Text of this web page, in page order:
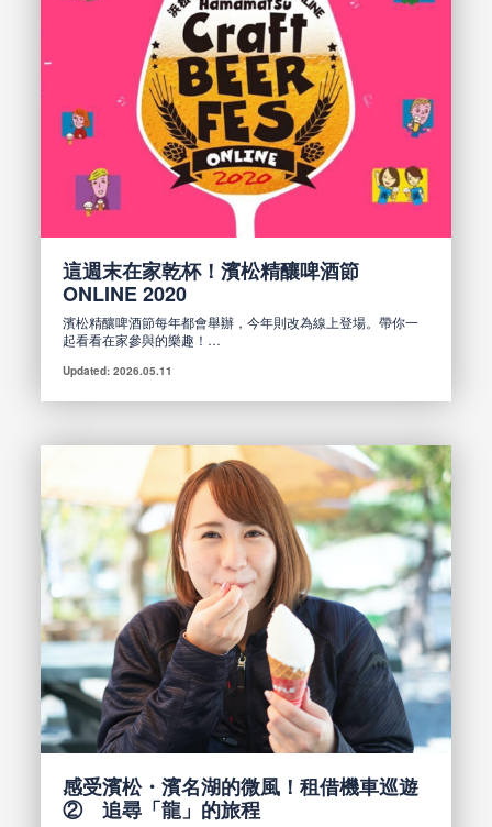
這週末在家乾杯！濱松精釀啤酒節
ONLINE 2020
濱松精釀啤酒節每年都會舉辦，今年則改為線上登場。帶你一
起看看在家參與的樂趣！…
Updated: 2026.05.11
感受濱松・濱名湖的微風！租借機車巡遊
② 追尋「龍」的旅程